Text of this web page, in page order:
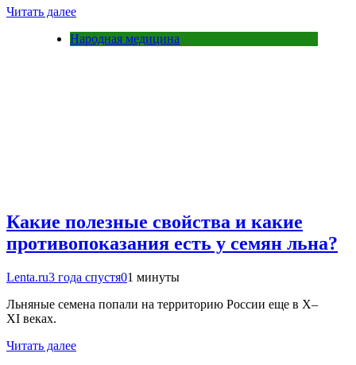
Читать далее
Народная медицина
Какие полезные свойства и какие
противопоказания есть у семян льна?
Lenta.ru3 года спустя01 минуты
Льняные семена попали на территорию России еще в X–
XI веках.
Читать далее